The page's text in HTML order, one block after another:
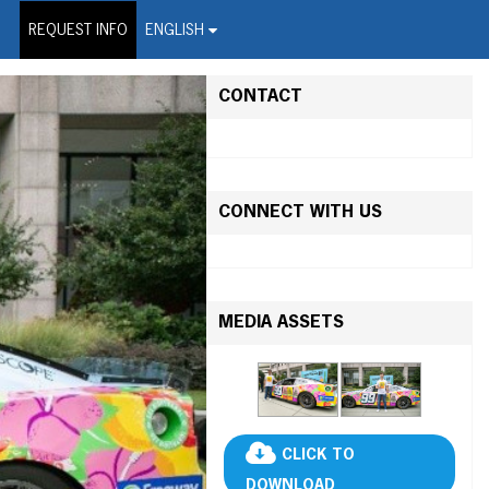
REQUEST INFO ENGLISH
Wire Service
CONTACT
CONNECT WITH US
MEDIA ASSETS
CLICK TO
DOWNLOAD